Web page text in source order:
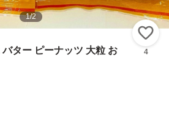
1/2
ター ピーナッツ 大粒 お
4